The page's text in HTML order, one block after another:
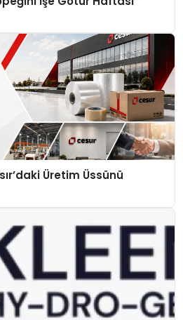
Üretim Üssünü